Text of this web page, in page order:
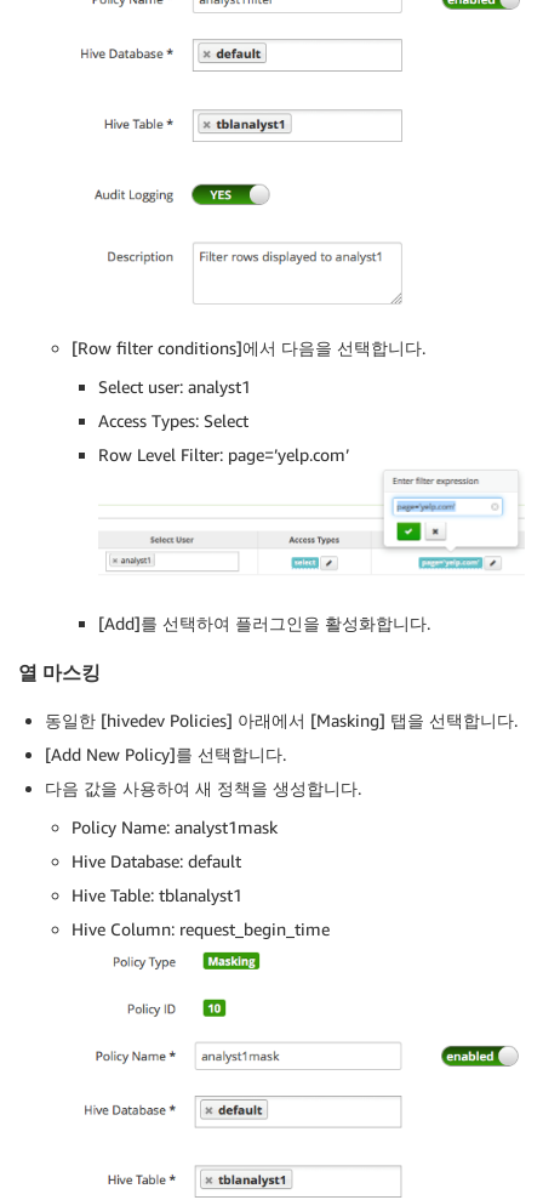
[Row filter conditions]에서 다음을 선택합니다.
Select user: analyst1
Access Types: Select
Row Level Filter: page=’yelp.com’
[Add]를 선택하여 플러그인을 활성화합니다.
열 마스킹
동일한 [hivedev Policies] 아래에서 [Masking] 탭을 선택합니다.
[Add New Policy]를 선택합니다.
다음 값을 사용하여 새 정책을 생성합니다.
Policy Name: analyst1mask
Hive Database: default
Hive Table: tblanalyst1
Hive Column: request_begin_time